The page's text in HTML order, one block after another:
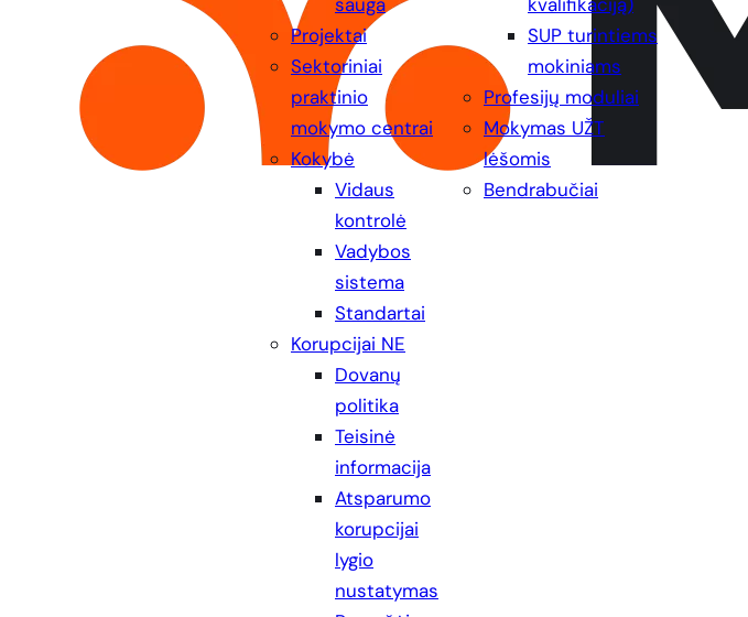
Projektai
Sektoriniai
praktinio
mokymo centrai
Kokybė
Vidaus
kontrolė
Vadybos
sistema
Standartai
Korupcijai NE
Dovanų
politika
Teisinė
informacija
Atsparumo
korupcijai
lygio
nustatymas
SUP turintiems
mokiniams
Profesijų moduliai
Mokymas UŽT
lėšomis
Bendrabučiai